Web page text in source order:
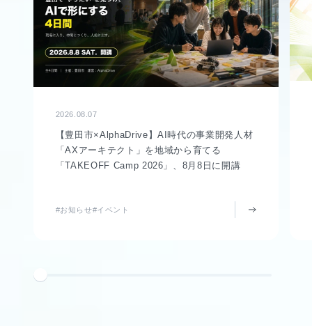
2026.08.07
【豊田市×AlphaDrive】AI時代の事業開発人材
「AXアーキテクト」を地域から育てる
「TAKEOFF Camp 2026」、8月8日に開講
#お知らせ#イベント